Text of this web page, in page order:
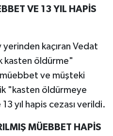
VE 13 YIL HAPİS
kaçıran Vedat
kasten öldürme"
müebbet ve müşteki
"kasten öldürmeye
yıl hapis cezası verildi.
MÜEBBET HAPİS